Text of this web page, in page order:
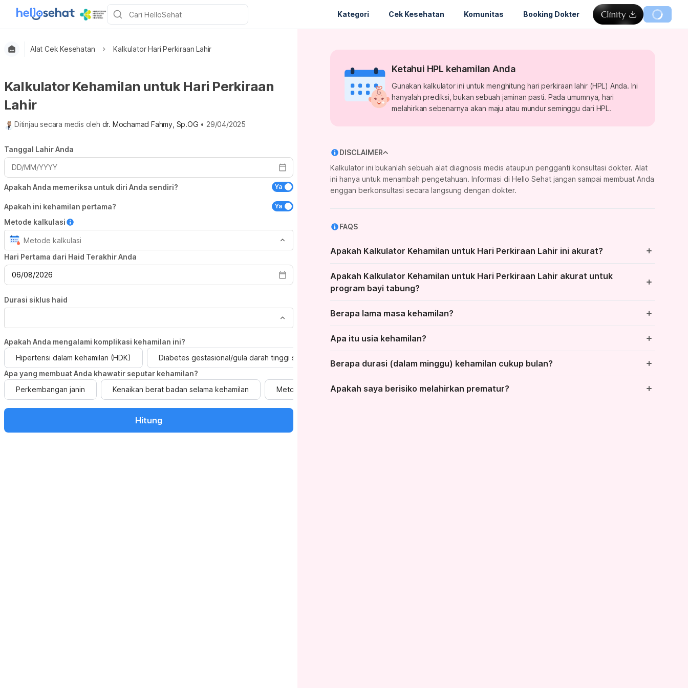
Kategori Cek Kesehatan Komunitas Booking Dokter
Alat Cek Kesehatan Kalkulator Hari Perkiraan Lahir
Kalkulator Kehamilan untuk Hari Perkiraan
Lahir
Ditinjau secara medis oleh dr. Mochamad Fahmy, Sp.OG • 29/04/2025
Tanggal Lahir Anda
DD/MM/YYYY
Apakah Anda memeriksa untuk diri Anda sendiri? Ya
Apakah ini kehamilan pertama? Ya
Metode kalkulasi
Hari Pertama dari Haid Terakhir Anda
06/08/2026
Durasi siklus haid
Apakah Anda mengalami komplikasi kehamilan ini?
Hipertensi dalam kehamilan (HDK)
Diabetes gestasional/gula darah tinggi selama kehamilan
Apa yang membuat Anda khawatir seputar kehamilan?
Perkembangan janin
Kenaikan berat badan selama kehamilan Metode, tempat, dan biaya persalinan Komplikasi kehamilan
Hitung
Ketahui HPL kehamilan Anda
Gunakan kalkulator ini untuk menghitung hari perkiraan lahir (HPL) Anda. Ini
hanyalah prediksi, bukan sebuah jaminan pasti. Pada umumnya, hari
melahirkan sebenarnya akan maju atau mundur seminggu dari HPL.
DISCLAIMER
Kalkulator ini bukanlah sebuah alat diagnosis medis ataupun pengganti konsultasi dokter. Alat
ini hanya untuk menambah pengetahuan. Informasi di Hello Sehat jangan sampai membuat Anda
enggan berkonsultasi secara langsung dengan dokter.
FAQS
Apakah Kalkulator Kehamilan untuk Hari Perkiraan Lahir ini akurat?
Apakah Kalkulator Kehamilan untuk Hari Perkiraan Lahir akurat untuk
program bayi tabung?
Berapa lama masa kehamilan?
Apa itu usia kehamilan?
Berapa durasi (dalam minggu) kehamilan cukup bulan?
Apakah saya berisiko melahirkan prematur?